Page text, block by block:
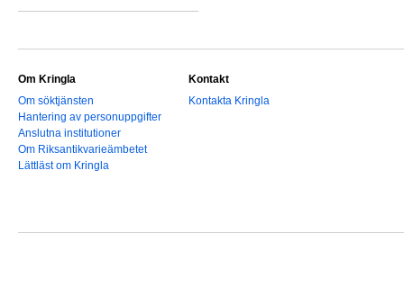
Om Kringla
Om söktjänsten
Hantering av personuppgifter
Anslutna institutioner
Om Riksantikvarieämbetet
Lättläst om Kringla
Kontakt
Kontakta Kringla